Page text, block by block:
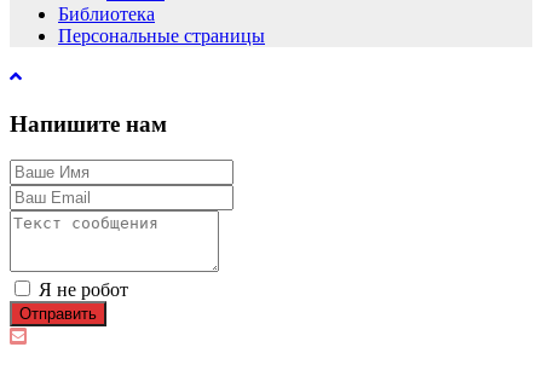
Библиотека
Персональные страницы
Напишите нам
Я не робот
Отправить